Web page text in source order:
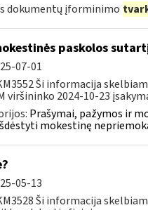
dokumentų įforminimo
paskolos
07-01
Ši informacija
viršininko 2024-10-23
Prašymai, pažymos ir
mokestinę
05-13
Ši informacija